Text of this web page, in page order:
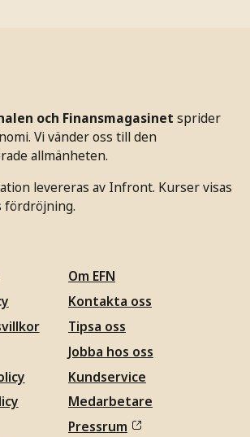
och Finansmagasinet sprider
Vi vänder oss till den
allmänheten.
levereras av Infront. Kurser visas
fördröjning.
Om EFN
Kontakta oss
Tipsa oss
Jobba hos oss
Kundservice
Medarbetare
Pressrum